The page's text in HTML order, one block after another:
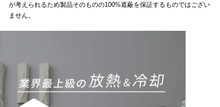
が考えられるため製品そのものの100%遮蔽を保証するものではござい
ません。